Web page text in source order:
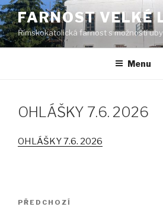
Přejít
k
obsahu
webu
FARNOST VELKÉ
Římskokatolická farnost s možností
Menu
OHLÁŠKY 7.6. 2026
OHLÁŠKY 7.6. 2026
Navigace
Předchozí
PŘEDCHOZÍ